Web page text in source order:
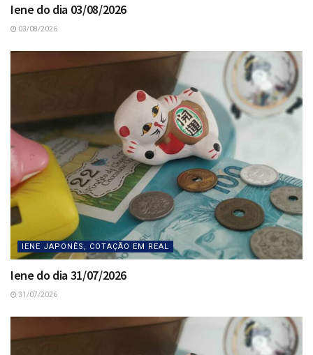
Iene do dia 03/08/2026
03/08/2026
IENE JAPONÊS, COTAÇÃO EM REAL
Iene do dia 31/07/2026
31/07/2026